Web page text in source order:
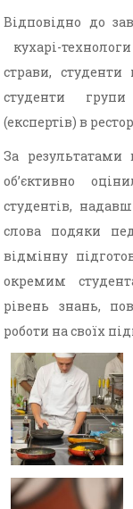
Відповідно до
кухарі-
страви, студенти
студенти групи
(експертів) в
За результатами
об’єктивно
студентів,
слова подяки
відмінну
окремим
рівень знань,
роботи на своїх